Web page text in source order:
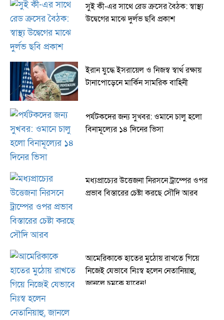
সুই কী-এর সাথে রেড ক্রসের বৈঠক: স্বাস্থ্য
উদ্বেগের মাঝে দুর্লভ ছবি প্রকাশ
ইরান যুদ্ধে ইসরায়েল ও নিজস্ব স্বার্থ রক্ষায়
টানাপোড়েনে মার্কিন সামরিক বাহিনী
পর্যটকদের জন্য সুখবর: ওমানে চালু হলো
বিনামূল্যের ১৪ দিনের ভিসা
মধ্যপ্রাচ্যের উত্তেজনা নিরসনে ট্রাম্পের ওপর
প্রভাব বিস্তারের চেষ্টা করছে সৌদি আরব
আমেরিকাকে হাতের মুঠোয় রাখতে গিয়ে
নিজেই যেভাবে নিঃস্ব হলেন নেতানিয়াহু,
জানলে চমকে যাবেন!